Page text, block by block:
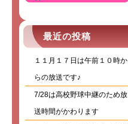
最近の投稿
１１月１７日は午前１０時か
らの放送です♪
7/28は高校野球中継のため放
送時間がかわります